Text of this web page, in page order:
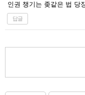
인권 챙기는 좆같은 법 당
답글